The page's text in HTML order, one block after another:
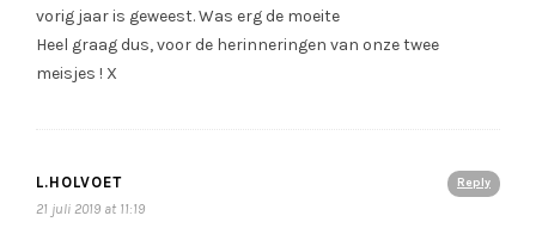
vorig jaar is geweest. Was erg de moeite
Heel graag dus, voor de herinneringen van onze twee
meisjes ! X
Reply
L.HOLVOET
21 juli 2019 at 11:19